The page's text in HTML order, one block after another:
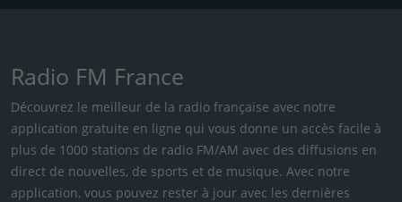
Radio FM France
Découvrez le meilleur de la radio française avec notre
application gratuite en ligne qui vous donne un accès facile à
plus de 1000 stations de radio FM/AM avec des diffusions en
direct de nouvelles, de sports et de musique. Avec notre
application, vous pouvez rester à jour avec les dernières